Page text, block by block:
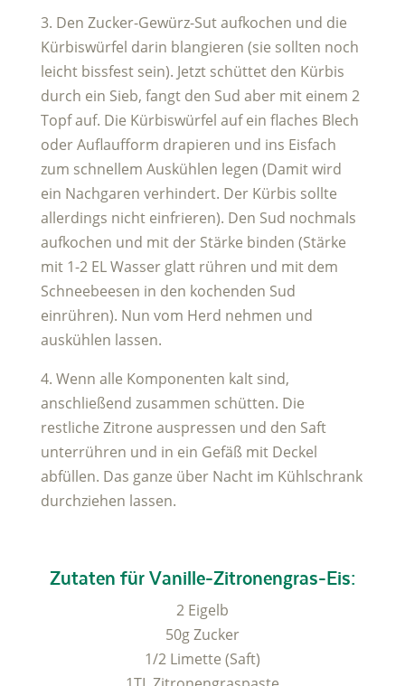
3. Den Zucker-Gewürz-Sut aufkochen und die
Kürbiswürfel darin blangieren (sie sollten noch
leicht bissfest sein). Jetzt schüttet den Kürbis
durch ein Sieb, fangt den Sud aber mit einem 2
Topf auf. Die Kürbiswürfel auf ein flaches Blech
oder Auflaufform drapieren und ins Eisfach
zum schnellem Auskühlen legen (Damit wird
ein Nachgaren verhindert. Der Kürbis sollte
allerdings nicht einfrieren). Den Sud nochmals
aufkochen und mit der Stärke binden (Stärke
mit 1-2 EL Wasser glatt rühren und mit dem
Schneebeesen in den kochenden Sud
einrühren). Nun vom Herd nehmen und
auskühlen lassen.
4. Wenn alle Komponenten kalt sind,
anschließend zusammen schütten. Die
restliche Zitrone auspressen und den Saft
unterrühren und in ein Gefäß mit Deckel
abfüllen. Das ganze über Nacht im Kühlschrank
durchziehen lassen.
Zutaten für Vanille-Zitronengras-Eis:
2 Eigelb
50g Zucker
1/2 Limette (Saft)